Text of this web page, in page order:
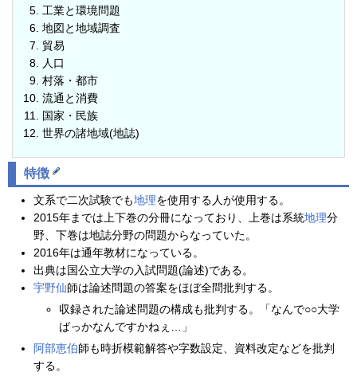
工業と環境問題
地図と地域調査
貿易
人口
村落・都市
流通と消費
国家・民族
世界の諸地域(地誌)
特徴
文系で二次試験でも地理を使用する人が使用する。
2015年までは上下巻の分冊になっており、上巻は系統地理分
野、下巻は地誌分野の問題からなっていた。
2016年は通年教材になっている。
出典は国公立大学の入試問題(論述)である。
宇野仙師は論述問題の答案をほぼ全問批判する。
収録された論述問題の構成も批判する。「なんで○○大学
ばっかなんですかねぇ…」
阿部恵伯師も時折模範解答や字数設定、資料改定などを批判
する。